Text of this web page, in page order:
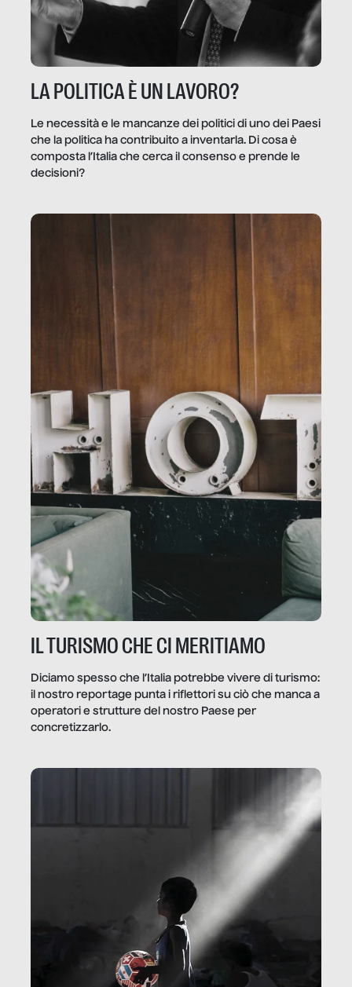
LA POLITICA È UN LAVORO?
Le necessità e le mancanze dei politici di uno dei Paesi
che la politica ha contribuito a inventarla. Di cosa è
composta l’Italia che cerca il consenso e prende le
decisioni?
IL TURISMO CHE CI MERITIAMO
Diciamo spesso che l’Italia potrebbe vivere di turismo:
il nostro reportage punta i riflettori su ciò che manca a
operatori e strutture del nostro Paese per
concretizzarlo.